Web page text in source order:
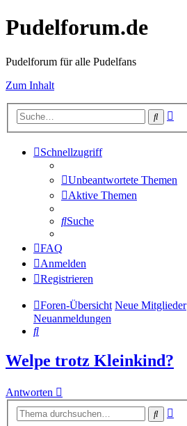
Pudelforum.de
Pudelforum für alle Pudelfans
Zum Inhalt
Suche
Schnellzugriff
Unbeantwortete Themen
Aktive Themen
Suche
FAQ
Anmelden
Registrieren
Foren-Übersicht Neue Mitglieder
Neuanmeldungen
Suche
Welpe trotz Kleinkind?
Antworten
Suche